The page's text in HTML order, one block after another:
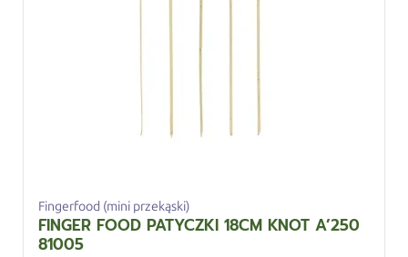
Fingerfood (mini przekąski)
FINGER FOOD PATYCZKI 18CM KNOT A’250
81005